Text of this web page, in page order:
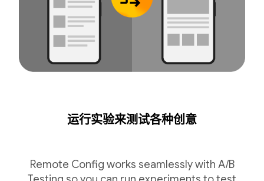
运行实验来测试各种创意
Remote Config works seamlessly with A/B